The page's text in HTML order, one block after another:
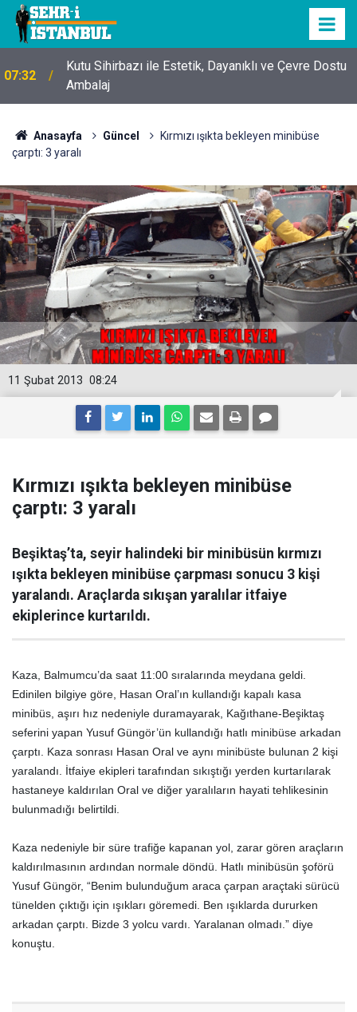
07:32
Kutu Sihirbazı ile Estetik, Dayanıklı ve Çevre Dostu
Ambalaj
Anasayfa Güncel
Kırmızı ışıkta bekleyen minibüse
çarptı: 3 yaralı
08:24
11 Şubat 2013
Kırmızı ışıkta bekleyen minibüse
çarptı: 3 yaralı
Beşiktaş’ta, seyir halindeki bir minibüsün kırmızı
ışıkta bekleyen minibüse çarpması sonucu 3 kişi
yaralandı. Araçlarda sıkışan yaralılar itfaiye
ekiplerince kurtarıldı.
Kaza, Balmumcu’da saat 11:00 sıralarında meydana geldi.
Edinilen bilgiye göre, Hasan Oral’ın kullandığı kapalı kasa
minibüs, aşırı hız nedeniyle duramayarak, Kağıthane-Beşiktaş
seferini yapan Yusuf Güngör’ün kullandığı hatlı minibüse arkadan
çarptı. Kaza sonrası Hasan Oral ve aynı minibüste bulunan 2 kişi
yaralandı. İtfaiye ekipleri tarafından sıkıştığı yerden kurtarılarak
hastaneye kaldırılan Oral ve diğer yaralıların hayati tehlikesinin
bulunmadığı belirtildi.
Kaza nedeniyle bir süre trafiğe kapanan yol, zarar gören araçların
kaldırılmasının ardından normale döndü. Hatlı minibüsün şoförü
Yusuf Güngör, “Benim bulunduğum araca çarpan araçtaki sürücü
tünelden çıktığı için ışıkları göremedi. Ben ışıklarda dururken
arkadan çarptı. Bizde 3 yolcu vardı. Yaralanan olmadı.” diye
konuştu.